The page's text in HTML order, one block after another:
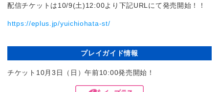
配信チケットは10/9(土)12:00より下記URLにて発売開始！！
https://eplus.jp/yuichiohata-st/
プレイガイド情報
チケット10月3日（日）午前10:00発売開始！